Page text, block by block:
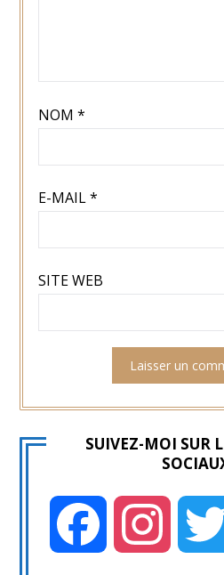
NOM *
E-MAIL*
SITE WEB
SUIVEZ-MOI SUR
Facebook